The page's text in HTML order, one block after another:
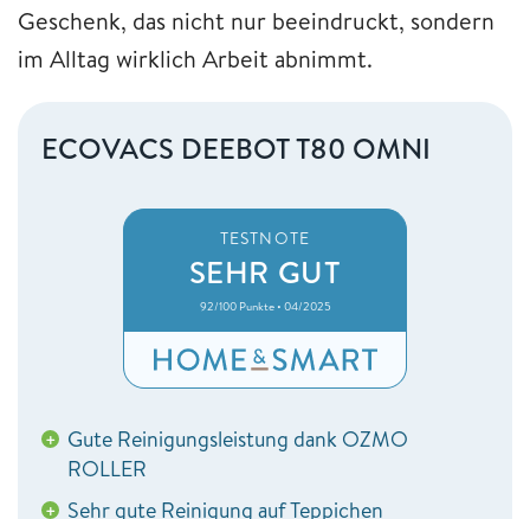
Geschenk, das nicht nur beeindruckt, sondern
im Alltag wirklich Arbeit abnimmt.
ECOVACS DEEBOT T80 OMNI
TESTNOTE
SEHR GUT
92/100 Punkte • 04/2025
+ Gute Reinigungsleistung dank OZMO
ROLLER
+ Sehr gute Reinigung auf Teppichen